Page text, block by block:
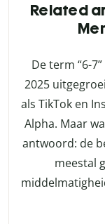
Related
De term “6-
2025
als TikTok en
Alpha. Maar
antwoord: de
meestal